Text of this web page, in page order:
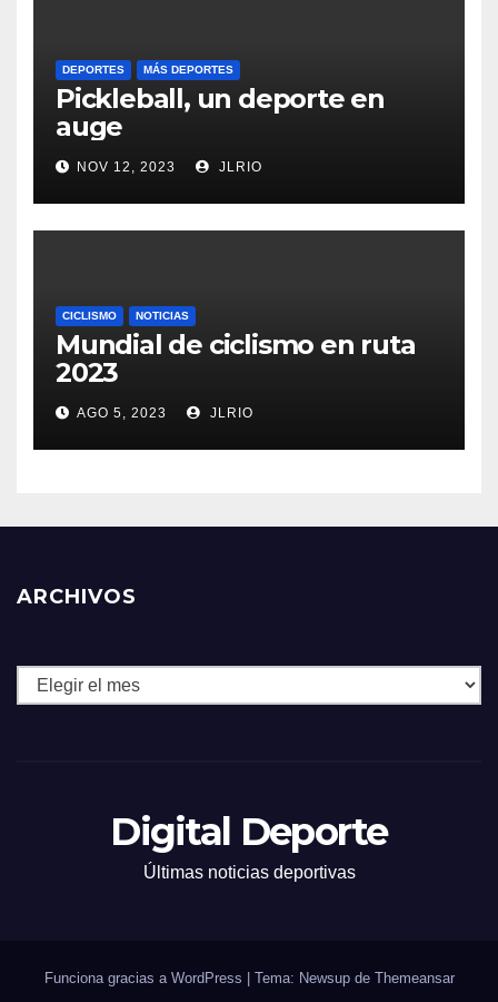
DEPORTES MÁS DEPORTES
Pickleball, un deporte en
auge
NOV 12, 2023 JLRIO
CICLISMO NOTICIAS
Mundial de ciclismo en ruta
2023
AGO 5, 2023 JLRIO
ARCHIVOS
Archivos
Digital Deporte
Últimas noticias deportivas
Funciona gracias a WordPress | Tema: Newsup de Themeansar